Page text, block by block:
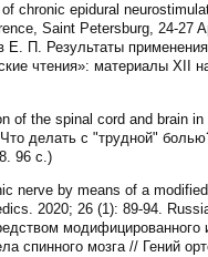
chronic epidural
Saint Petersburg, 24-27
П. Результаты применения
чтения»: материалы XII
of the spinal cord and brain
делать с "трудной"
96 с.)
nerve by means of a
2020; 26 (1): 89-94.
модифицированного
спинного мозга // Гений